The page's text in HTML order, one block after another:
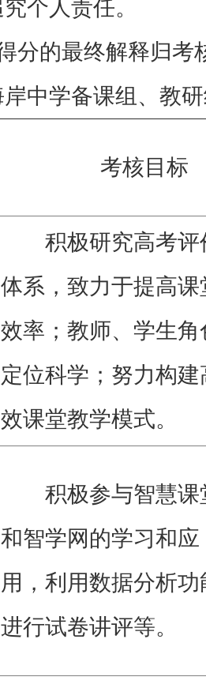
个人责任。
分的最终解释归考
中学备课组、教
考核目标
积极研究高考评
体系，致力于提高课
效率；教师、学生角
定位科学；努力构建
效课堂教学模式。
积极参与智慧课
和智学网的学习和应
用，利用数据分析功
进行试卷讲评等。